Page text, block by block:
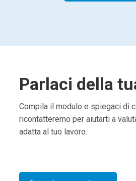
Parlaci della
Compila il modulo e spiegaci di
ricontatteremo per aiutarti a
adatta al tuo lavoro.